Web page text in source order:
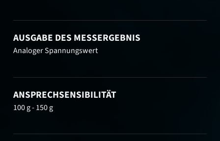
AUSGABE DES MESSERGEBNIS
Analoger Spannungswert
ANSPRECHSENSIBILITÄT
100 g - 150 g